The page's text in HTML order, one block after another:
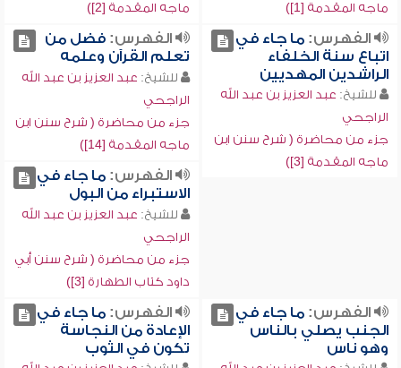
ماجه المقدمة [1])
ماجه المقدمة [2])
الفهرس:ما جاء في
اتباع سنة الخلفاء
الراشدين المهديين
للشيخ: عبد العزيز بن عبد الله
الراجحي
جزء من محاضرة ( شرح سنن ابن
ماجه المقدمة [3])
الفهرس:فضل من
تعلم القرآن وعلمه
للشيخ: عبد العزيز بن عبد الله
الراجحي
جزء من محاضرة ( شرح سنن ابن
ماجه المقدمة [14])
الفهرس:ما جاء في
الاستبراء من البول
للشيخ: عبد العزيز بن عبد الله
الراجحي
جزء من محاضرة ( شرح سنن أبي
داود كتاب الطهارة [3])
الفهرس:ما جاء في
الجنب يصلي بالناس
وهو ناس
الفهرس:ما جاء في
الإعادة من النجاسة
تكون في الثوب